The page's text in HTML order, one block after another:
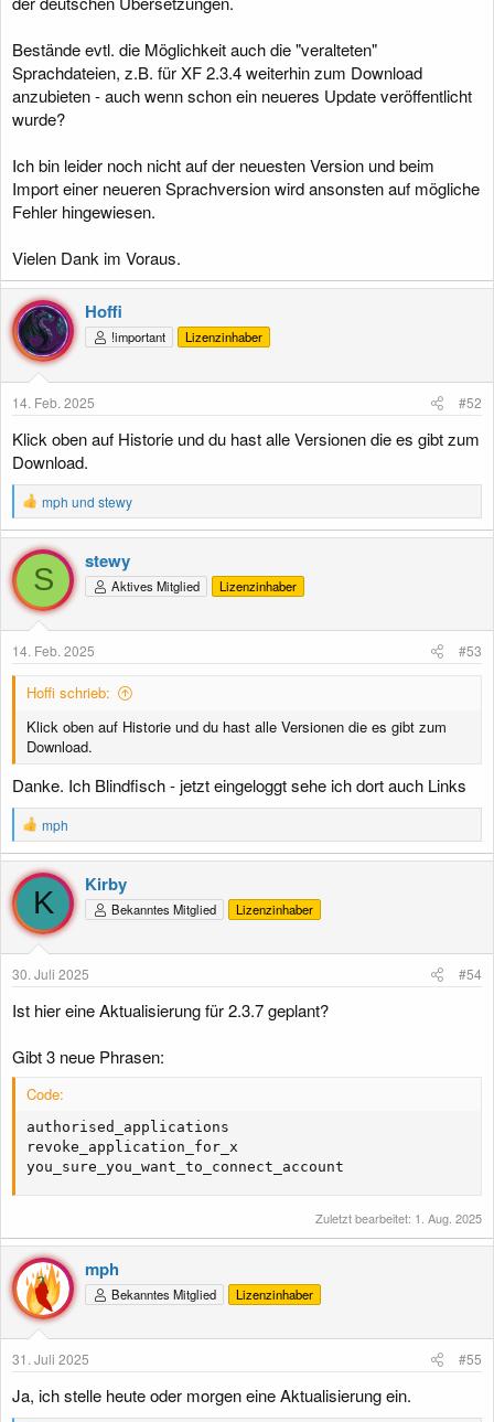
Bestände evtl. die Möglichkeit auch die "veralteten"
Sprachdateien, z.B. für XF 2.3.4 weiterhin zum Download
anzubieten - auch wenn schon ein neueres Update veröffentlicht
wurde?
Ich bin leider noch nicht auf der neuesten Version und beim
Import einer neueren Sprachversion wird ansonsten auf mögliche
Fehler hingewiesen.
Vielen Dank im Voraus.
Hoffi
!important Lizenzinhaber
14. Feb. 2025 #52
Klick oben auf Historie und du hast alle Versionen die es gibt zum
Download.
R
e
a
k
t
i
o
n
n
mph und stewy
S
stewy
Aktives Mitglied Lizenzinhaber
14. Feb. 2025 #53
Hoffi schrieb:
Klick oben auf Historie und du hast alle Versionen die es gibt zum
Download.
Danke. Ich Blindfisch - jetzt eingeloggt sehe ich dort auch Links
R
e
a
k
t
i
o
n
n
mph
K
Kirby
Bekanntes Mitglied Lizenzinhaber
30. Juli 2025 #54
Ist hier eine Aktualisierung für 2.3.7 geplant?
Gibt 3 neue Phrasen:
Code:
authorised_applications
revoke_application_for_x
you_sure_you_want_to_connect_account
Zuletzt bearbeitet: 1. Aug. 2025
mph
Bekanntes Mitglied Lizenzinhaber
31. Juli 2025 #55
Ja, ich stelle heute oder morgen eine Aktualisierung ein.